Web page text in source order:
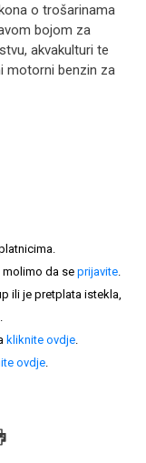
o trošarinama
bojom za
akvakulturi te
motorni benzin za
da se prijavite.
ili je pretplata istekla,
kliknite ovdje.
ovdje.